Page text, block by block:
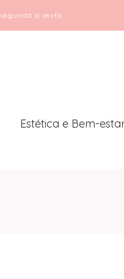
a sexta
Estética e Bem-